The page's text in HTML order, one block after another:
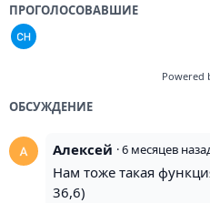
ПРОГОЛОСОВАВШИЕ
Powered
ОБСУЖДЕНИЕ
Алексей ·6 месяцев
Нам тоже такая
36,6)